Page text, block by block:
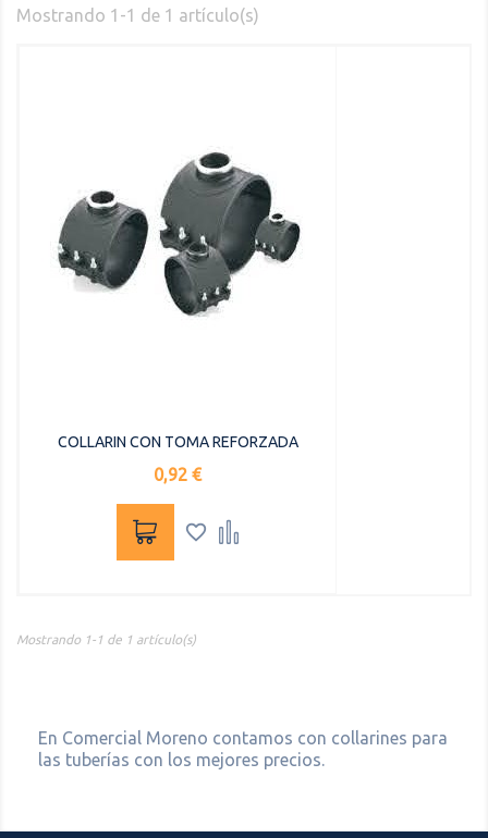
Mostrando 1-1 de 1 artículo(s)
COLLARIN CON TOMA REFORZADA
Precio
0,92 €
 
Mostrando 1-1 de 1 artículo(s)
En Comercial Moreno contamos con collarines para
las tuberías con los mejores precios.